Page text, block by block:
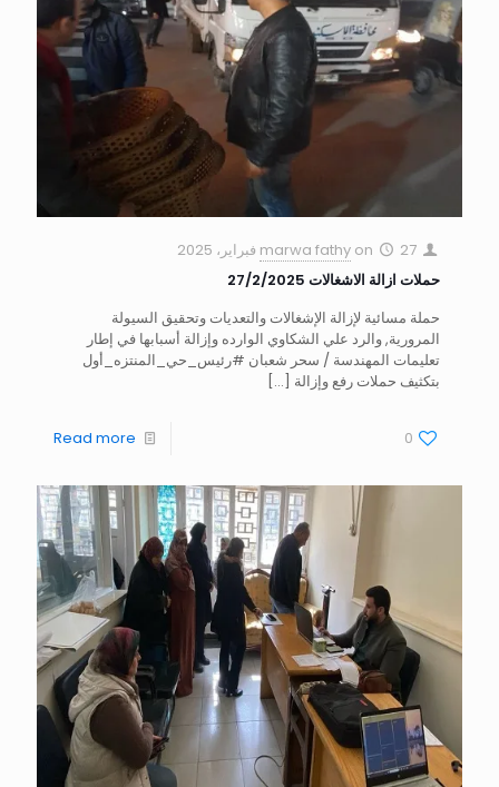
marwa fathy on
27 فبراير، 2025
حملات ازالة الاشغالات 27/2/2025
حملة مسائية لإزالة الإشغالات والتعديات وتحقيق السيولة
المرورية, والرد علي الشكاوي الوارده وإزالة أسبابها في إطار
تعليمات المهندسة / سحر شعبان #رئيس_حي_المنتزه_أول
بتكثيف حملات رفع وإزالة […]
0
Read more